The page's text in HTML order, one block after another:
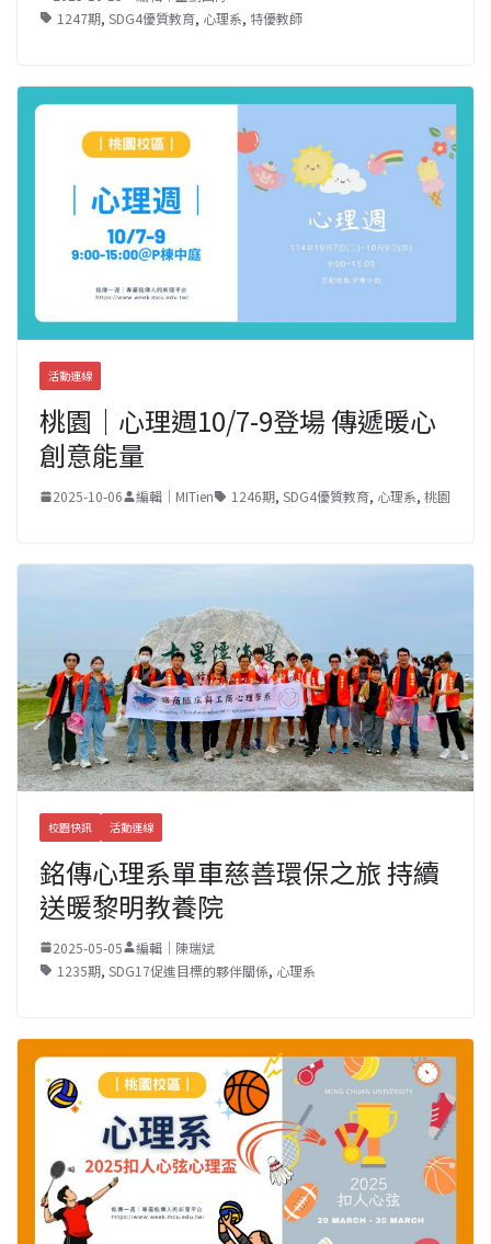
1247期, SDG4優質教育, 心理系, 特優教師
活動連線
桃園｜心理週10/7-9登場 傳遞暖心
創意能量
2025-10-06 編輯｜MITien 1246期, SDG4優質教育, 心理系, 桃園
校園快訊 活動連線
銘傳心理系單車慈善環保之旅 持續
送暖黎明教養院
2025-05-05
編輯｜陳瑞斌
1235期, SDG17促進目標的夥伴關係, 心理系